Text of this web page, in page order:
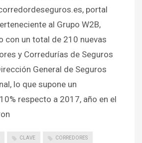
portal
al Grupo W2B,
con un total de 210 nuevas
y Corredurías de Seguros
General de Seguros
lo que supone un
respecto a 2017, año en el
CLAVE CORREDORES